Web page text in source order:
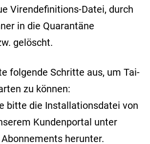
Virendefinitions-Datei, durch
in die Quarantäne
bzw. gelöscht.
folgende Schritte aus, um Tai-
zu können:
bitte die Installationsdatei von
Kundenportal unter
herunter.